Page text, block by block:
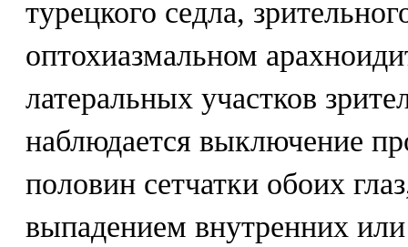
турецкого седла,
оптохиазмальном
латеральных участков
наблюдается выключение
половин сетчатки обоих
выпадением внутренних